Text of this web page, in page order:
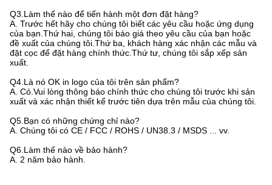
Q3.Làm thế nào để tiến hành một đơn đặt hàng?
A. Trước hết hãy cho chúng tôi biết các yêu cầu hoặc ứng dụng
của bạn.Thứ hai, chúng tôi báo giá theo yêu cầu của bạn hoặc
đề xuất của chúng tôi.Thứ ba, khách hàng xác nhận các mẫu và
đặt cọc để đặt hàng chính thức.Thứ tư, chúng tôi sắp xếp sản
xuất.
Q4.Là nó OK in logo của tôi trên sản phẩm?
A. Có.Vui lòng thông báo chính thức cho chúng tôi trước khi sản
xuất và xác nhận thiết kế trước tiên dựa trên mẫu của chúng tôi.
Q5.Bạn có những chứng chỉ nào?
A. Chúng tôi có CE / FCC / ROHS / UN38.3 / MSDS ... vv.
Q6.Làm thế nào về bảo hành?
A. 2 năm bảo hành.